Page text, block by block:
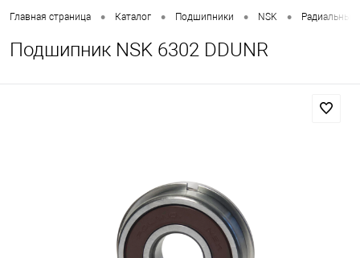
Главная страница • Каталог • Подшипники • NSK •
Подшипник NSK 6302 DDUNR